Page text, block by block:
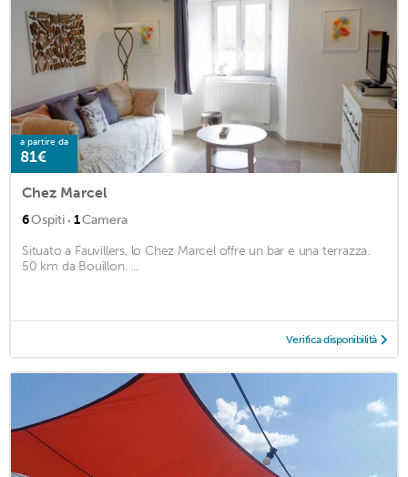
a partire da
81€
Chez Marcel
6Ospiti · 1Camera
Situato a Fauvillers, lo Chez Marcel offre un bar e una terrazza.
50 km da Bouillon. ...
Verifica disponibilità